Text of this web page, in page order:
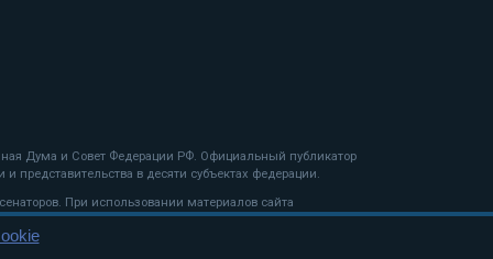
Дума и Совет Федерации РФ. Официальный публикатор
представительства в десяти субъектах федерации.
При использовании материалов сайта